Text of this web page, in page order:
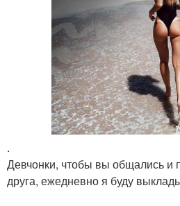
.
Девчонки, чтобы вы общались и
друга, ежедневно я буду